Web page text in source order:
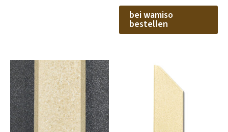
bei wamiso
bestellen